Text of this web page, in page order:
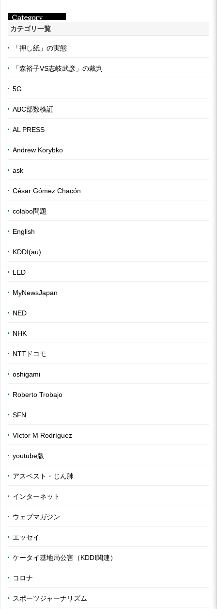
カテゴリ一覧
「押し紙」の実態
「森裕子VS志岐武彦」の裁判
5G
ABC部数検証
AL PRESS
Andrew Korybko
ask
César Gómez Chacón
colabo問題
English
KDDI(au)
LED
MyNewsJapan
NED
NHK
NTTドコモ
oshigami
Roberto Trobajo
SFN
Víctor M Rodríguez
youtube版
アスベスト・じん肺
インターネット
ウェブマガジン
エッセイ
ケータイ基地局公害（KDDI関連）
コロナ
スポーツジャーナリズム